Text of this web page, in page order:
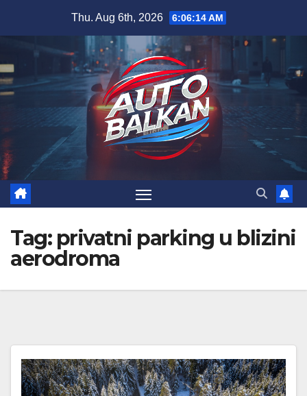
Thu. Aug 6th, 2026 6:06:14 AM
Tag: privatni parking u blizini
aerodroma